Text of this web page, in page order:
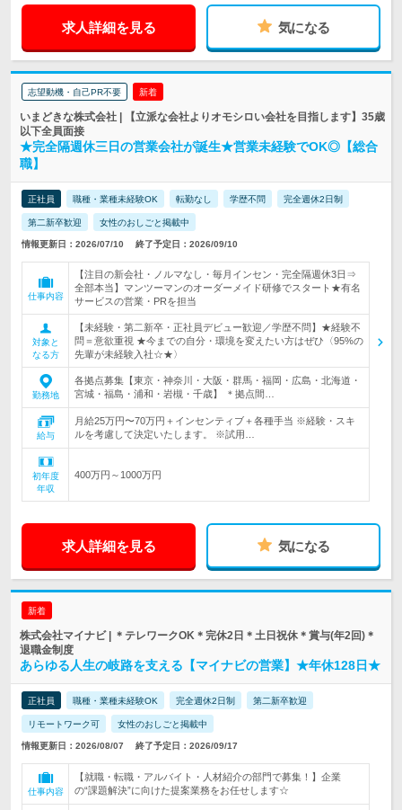
求人詳細を見る 気になる
志望動機・自己PR不要 新着
いまどきな株式会社 | 【立派な会社よりオモシロい会社を目指します】35歳
以下全員面接
★完全隔週休三日の営業会社が誕生★営業未経験でOK◎【総合
職】
正社員 職種・業種未経験OK 転勤なし 学歴不問 完全週休2日制
第二新卒歓迎 女性のおしごと掲載中
情報更新日：2026/07/10 終了予定日：2026/09/10
仕事内容
【注目の新会社・ノルマなし・毎月インセン・完全隔週休3日⇒
全部本当】マンツーマンのオーダーメイド研修でスタート★有名
サービスの営業・PRを担当
対象と
なる方
【未経験・第二新卒・正社員デビュー歓迎／学歴不問】★経験不
問＝意欲重視 ★今までの自分・環境を変えたい方はぜひ〈95%の
先輩が未経験入社☆★〉
勤務地
各拠点募集【東京・神奈川・大阪・群馬・福岡・広島・北海道・
宮城・福島・浦和・岩槻・千歳】 ＊拠点間…
給与
月給25万円〜70万円＋インセンティブ＋各種手当 ※経験・スキ
ルを考慮して決定いたします。 ※試用…
初年度
年収
400万円～1000万円
求人詳細を見る 気になる
新着
株式会社マイナビ | ＊テレワークOK＊完休2日＊土日祝休＊賞与(年2回)＊
退職金制度
あらゆる人生の岐路を支える【マイナビの営業】★年休128日★
正社員 職種・業種未経験OK 完全週休2日制 第二新卒歓迎
リモートワーク可 女性のおしごと掲載中
情報更新日：2026/08/07 終了予定日：2026/09/17
仕事内容
【就職・転職・アルバイト・人材紹介の部門で募集！】企業
の“課題解決”に向けた提案業務をお任せします☆